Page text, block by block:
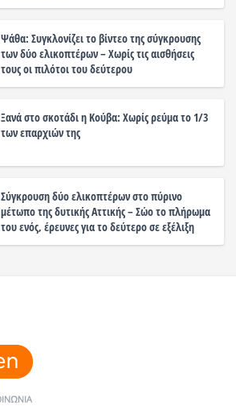
Ψάθα: Συγκλονίζει το βίντεο της σύγκρουσης
των δύο ελικοπτέρων – Χωρίς τις αισθήσεις
τους οι πιλότοι του δεύτερου
Ξανά στο σκοτάδι η Κούβα: Χωρίς ρεύμα το 1/3
των επαρχιών της
Σύγκρουση δύο ελικοπτέρων στο πύρινο
μέτωπο της δυτικής Αττικής – Σώο το πλήρωμα
του ενός, έρευνες για το δεύτερο σε εξέλιξη